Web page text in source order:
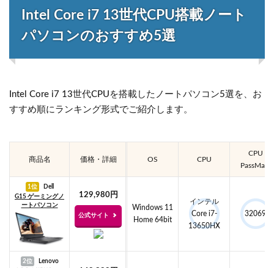
Intel Core i7 13世代CPU搭載ノート
パソコンのおすすめ5選
Intel Core i7 13世代CPUを搭載したノートパソコン5選を、お
すすめ順にランキング形式でご紹介します。
商品名 価格・詳細 OS CPU
CPU
PassMark
1位
Dell
G15 ゲーミングノ
ートパソコン
129,980円
公式サイト
Windows 11
Home 64bit
インテル
Core i7-
13650HX
32069
2位
Lenovo